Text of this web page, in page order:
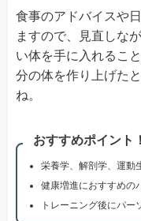
食事のアドバイスや
ますので、見直しな
い体を手に入れるこ
分の体を作り上げた
ね。
おすすめポイント！
栄養学、解剖学、運動
健康増進におすすめの
トレーニング後にパー